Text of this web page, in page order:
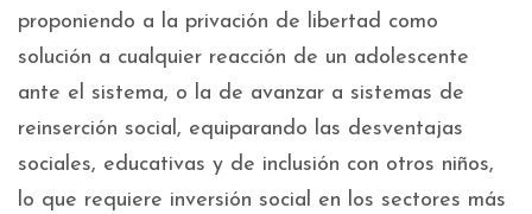
proponiendo a la privación de libertad como
solución a cualquier reacción de un adolescente
ante el sistema, o la de avanzar a sistemas de
reinserción social, equiparando las desventajas
sociales, educativas y de inclusión con otros niños,
lo que requiere inversión social en los sectores más